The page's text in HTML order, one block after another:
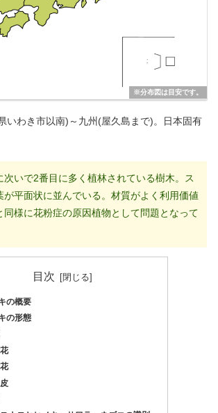
※分布図は目安です。
いわき市以南)～九州(屋久島まで)。日本固有
次いで2番目に多く植林されている樹木。ス
が平面状に並んでいる。材質がよく利用価値
同様に花粉症の原因植物として問題となって
目次
の概要
の形態